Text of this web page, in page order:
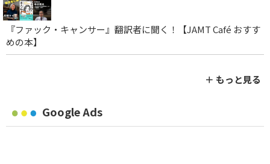
『ファック・キャンサー』翻訳者に聞く！【JAMT Café おすす
めの本】
＋ もっと見る
Google Ads